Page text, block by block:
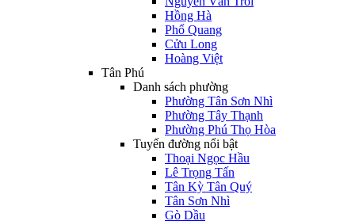
Hồng Hà
Phổ Quang
Cửu Long
Hoàng Việt
Tân Phú
Danh sách phường
Phường Tân Sơn Nhì
Phường Tây Thạnh
Phường Phú Thọ Hòa
Tuyến đường nổi bật
Thoại Ngọc Hầu
Lê Trọng Tấn
Tân Kỳ Tân Quý
Tân Sơn Nhì
Gò Dầu